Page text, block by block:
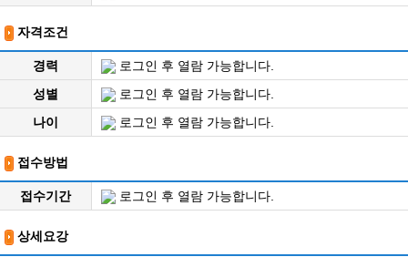
자격조건
경력
로그인 후 열람 가능합니다.
성별
로그인 후 열람 가능합니다.
나이
로그인 후 열람 가능합니다.
접수방법
접수기간 로그인 후 열람 가능합니다.
상세요강